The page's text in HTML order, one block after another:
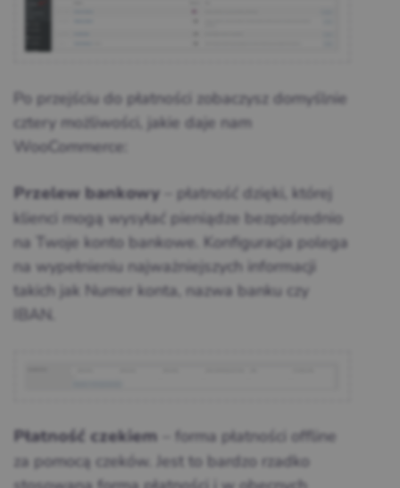
Po przejściu do płatności zobaczysz domyślnie
cztery możliwości, jakie daje nam
WooCommerce:
Przelew bankowy
– płatność dzięki, której
klienci mogą wysyłać pieniądze bezpośrednio
na Twoje konto bankowe. Konfiguracja polega
na wypełnieniu najważniejszych informacji
takich jak Numer konta, nazwa banku czy
IBAN.
Płatność czekiem
– forma płatności offline
za pomocą czeków. Jest to bardzo rzadko